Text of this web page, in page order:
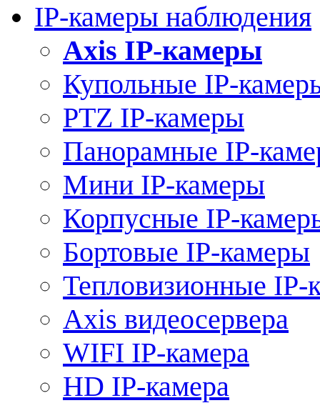
IP-камеры наблюдения
Axis IP-камеры
Купольные IP-
PTZ IP-камеры
Панорамные IP-
Мини IP-камеры
Корпусные IP-
Бортовые IP-камеры
Тепловизионные IP-
Axis видеосервера
WIFI IP-камера
HD IP-камера